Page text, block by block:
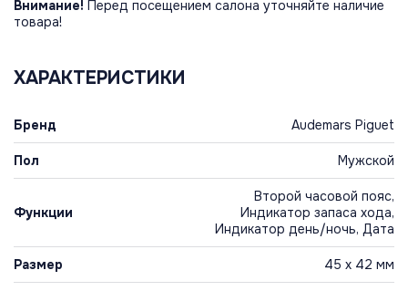
Внимание! Перед посещением салона уточняйте наличие
товара!
ХАРАКТЕРИСТИКИ
Бренд Audemars Piguet
Пол Мужской
Функции
Второй часовой пояс,
Индикатор запаса хода,
Индикатор день/ночь, Дата
Размер 45 х 42 мм